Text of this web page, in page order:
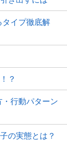
イプ徹底解
？
行動パターン
の実態とは？